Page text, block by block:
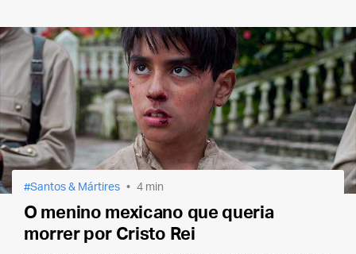
Santos & Mártires 4 min
O menino mexicano que queria
morrer por Cristo Rei